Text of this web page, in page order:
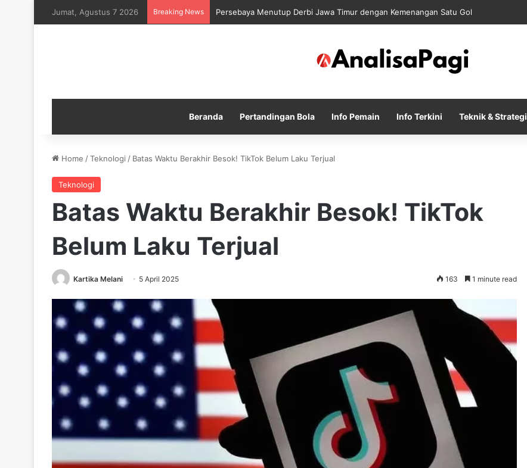
Jumat, Agustus 7 2026 Breaking News Persebaya Menutup Derbi Jawa Timur dengan Kemenangan Satu Gol
Beranda Pertandingan Bola Info Pemain Info Terkini Teknik & Strategi
Home /Teknologi / Batas Waktu Berakhir Besok! TikTok Belum Laku Terjual
Teknologi
Batas Waktu Berakhir Besok! TikTok
Belum Laku Terjual
Kartika Melani 5 April 2025 163 1 minute read